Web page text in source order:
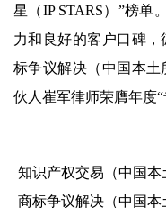
星（IP STARS）”榜单
力和良好的客户口碑
标争议解决（中国本土
伙人崔军律师荣膺年度“
知识产权交易（中国本
商标争议解决（中国本